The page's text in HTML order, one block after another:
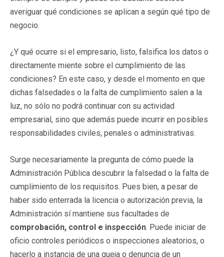
averiguar qué condiciones se aplican a según qué tipo de
negocio.
¿Y qué ocurre si el empresario, listo, falsifica los datos o
directamente miente sobre el cumplimiento de las
condiciones? En este caso, y desde el momento en que
dichas falsedades o la falta de cumplimiento salen a la
luz, no sólo no podrá continuar con su actividad
empresarial, sino que además puede incurrir en posibles
responsabilidades civiles, penales o administrativas.
Surge necesariamente la pregunta de cómo puede la
Administración Pública descubrir la falsedad o la falta de
cumplimiento de los requisitos. Pues bien, a pesar de
haber sido enterrada la licencia o autorización previa, la
Administración sí mantiene sus facultades de
comprobación, control e inspección. Puede iniciar de
oficio controles periódicos o inspecciones aleatorios, o
hacerlo a instancia de una queja o denuncia de un